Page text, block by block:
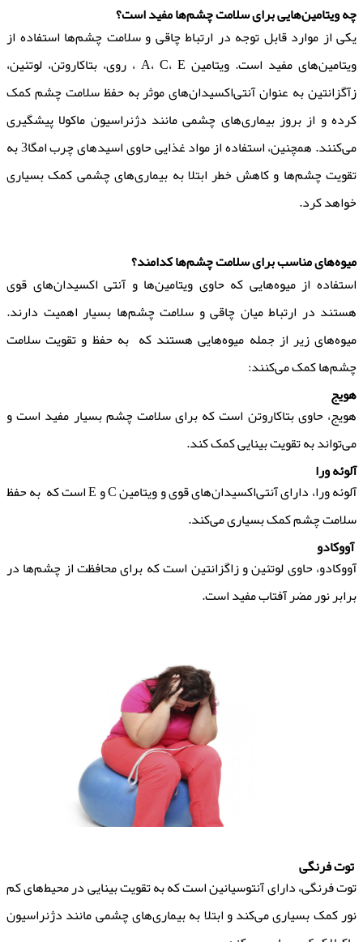
چه ویتامین‌هایی برای سلامت چشم‌ها مفید است؟
یکی از موارد قابل توجه در ارتباط چاقی و سلامت چشم‌ها استفاده از
ویتامین‌های مفید است. ویتامین A، C، E ، روی، بتاکاروتن، لوتئین،
زآگزانتین به عنوان آنتی‌اکسیدان‌های موثر به حفظ سلامت چشم کمک
کرده و از بروز بیماری‌های چشمی مانند دژنراسیون ماکولا پیشگیری
می‌کنند. همچنین، استفاده از مواد غذایی حاوی اسیدهای چرب امگا3 به
تقویت چشم‌ها و کاهش خطر ابتلا به بیماری‌های چشمی کمک بسیاری
خواهد کرد.
میوه‌های مناسب برای سلامت چشم‌ها کدامند؟
استفاده از میوه‌هایی که حاوی ویتامین‌ها و آنتی اکسیدان‌های قوی
هستند در ارتباط میان چاقی و سلامت چشم‌ها بسیار اهمیت دارند.
میوه‌های زیر از جمله میوه‌هایی هستند که به حفظ و تقویت سلامت
چشم‌ها کمک می‌کنند:
هویج
هویج، حاوی بتاکاروتن است که برای سلامت چشم بسیار مفید است و
می‌تواند به تقویت بینایی کمک کند.
آلوئه ورا
آلوئه ورا، دارای آنتی‌اکسیدان‌های قوی و ویتامین C و E است که به حفظ
سلامت چشم کمک بسیاری می‌کند.
آووکادو
آووکادو، حاوی لوتئین و زاگزانتین است که برای محافظت از چشم‌ها در
برابر نور مضر آفتاب مفید است.
توت فرنگی
توت فرنگی، دارای آنتوسیانین است که به تقویت بینایی در محیط‌های کم
نور کمک بسیاری می‌کند و ابتلا به بیماری‌های چشمی مانند دژنراسیون